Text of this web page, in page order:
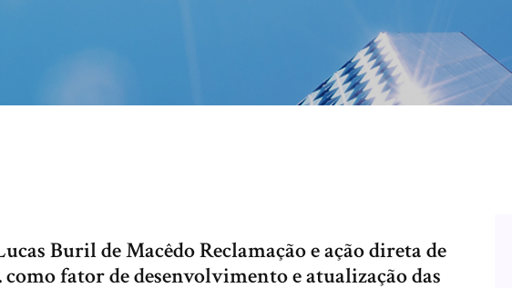
Buril de Macêdo Reclamação e ação direta de
fator de desenvolvimento e atualização das